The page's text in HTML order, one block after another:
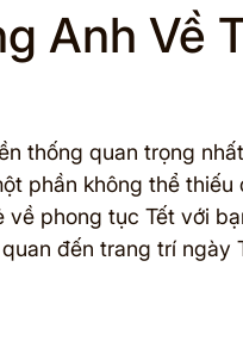
Anh Về
thống quan trọng
phần không thể
phong tục Tết với
đến trang trí ngày